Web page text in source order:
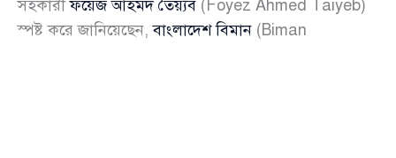
সহকারীফয়েজ আহমদ তৈয়্যব (Foyez Ahmed Taiyeb)
স্পষ্ট করে জানিয়েছেন,বাংলাদেশ বিমান (Biman